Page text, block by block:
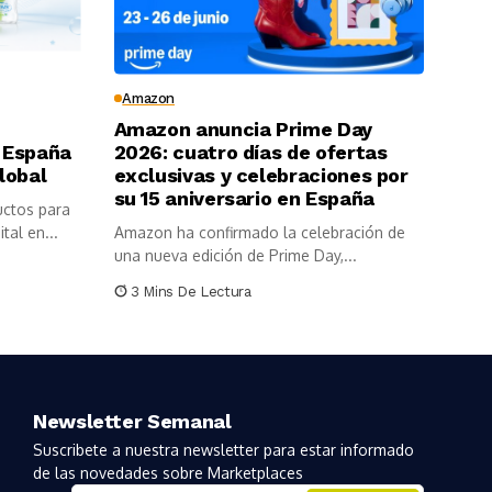
para
en...
Amazon
Amazon anuncia Prime Day
2026: cuatro días de ofertas
exclusivas y celebraciones por
su 15 aniversario en España
Amazon ha confirmado la celebración de
una nueva edición de Prime Day,...
3 Mins De Lectura
Newsletter Semanal
Suscribete a nuestra newsletter para estar informado
de las novedades sobre Marketplaces